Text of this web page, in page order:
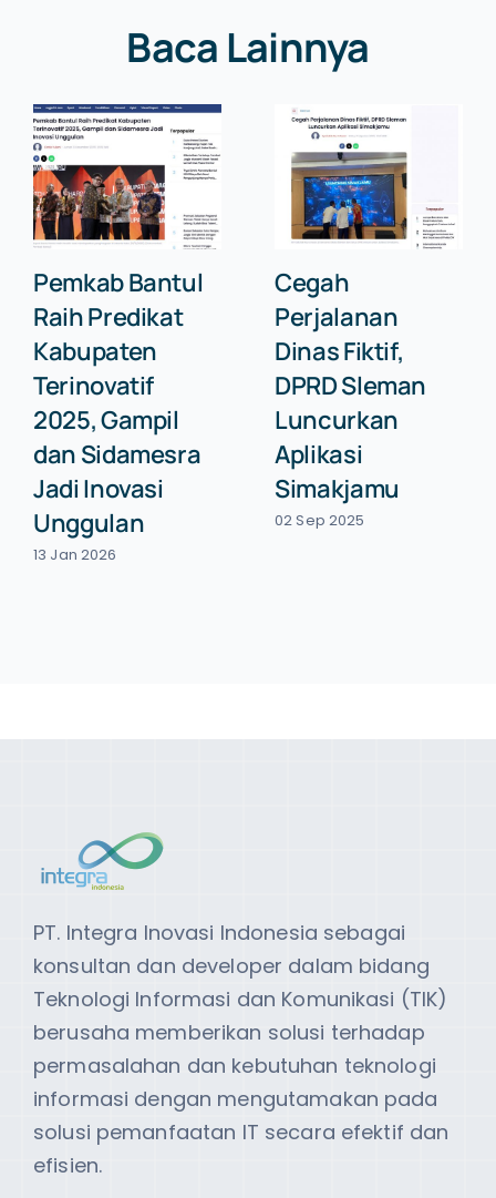
Baca Lainnya
Pemkab Bantul
Raih Predikat
Kabupaten
Terinovatif
2025, Gampil
dan Sidamesra
Jadi Inovasi
Unggulan
13 Jan 2026
Cegah
Perjalanan
Dinas Fiktif,
DPRD Sleman
Luncurkan
Aplikasi
Simakjamu
02 Sep 2025
PT. Integra Inovasi Indonesia sebagai
konsultan dan developer dalam bidang
Teknologi Informasi dan Komunikasi (TIK)
berusaha memberikan solusi terhadap
permasalahan dan kebutuhan teknologi
informasi dengan mengutamakan pada
solusi pemanfaatan IT secara efektif dan
efisien.